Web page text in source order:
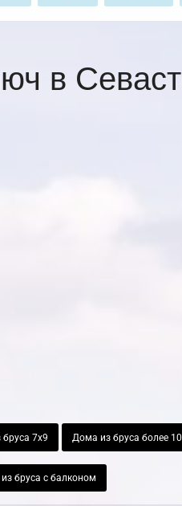
в
7х9 Дома из бруса более
бруса с балконом